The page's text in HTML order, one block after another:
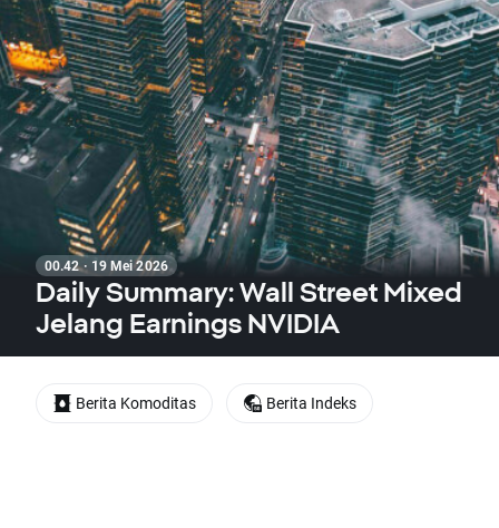
00.42 · 19 Mei 2026
Daily Summary: Wall Street Mixed
Jelang Earnings NVIDIA
Berita Komoditas Berita Indeks